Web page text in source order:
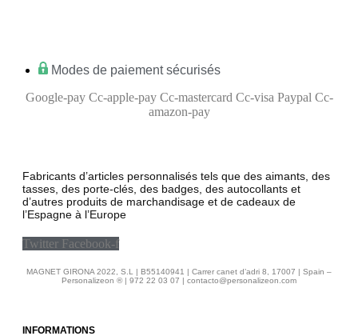
Modes de paiement sécurisés
Google-pay Cc-apple-pay Cc-mastercard Cc-visa Paypal Cc-
amazon-pay
Fabricants d’articles personnalisés tels que des aimants, des
tasses, des porte-clés, des badges, des autocollants et
d’autres produits de marchandisage et de cadeaux de
l’Espagne à l’Europe
Twitter Facebook-f
MAGNET GIRONA 2022, S.L | B55140941 | Carrer canet d’adri 8, 17007 | Spain –
Personalizeon ® | 972 22 03 07 | contacto@personalizeon.com
INFORMATIONS